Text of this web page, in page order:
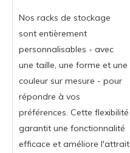
Nos racks de stockage
sont entièrement
personnalisables - avec
une taille, une forme et une
couleur sur mesure - pour
répondre à vos
préférences. Cette flexibilité
garantit une fonctionnalité
efficace et améliore l'attrait